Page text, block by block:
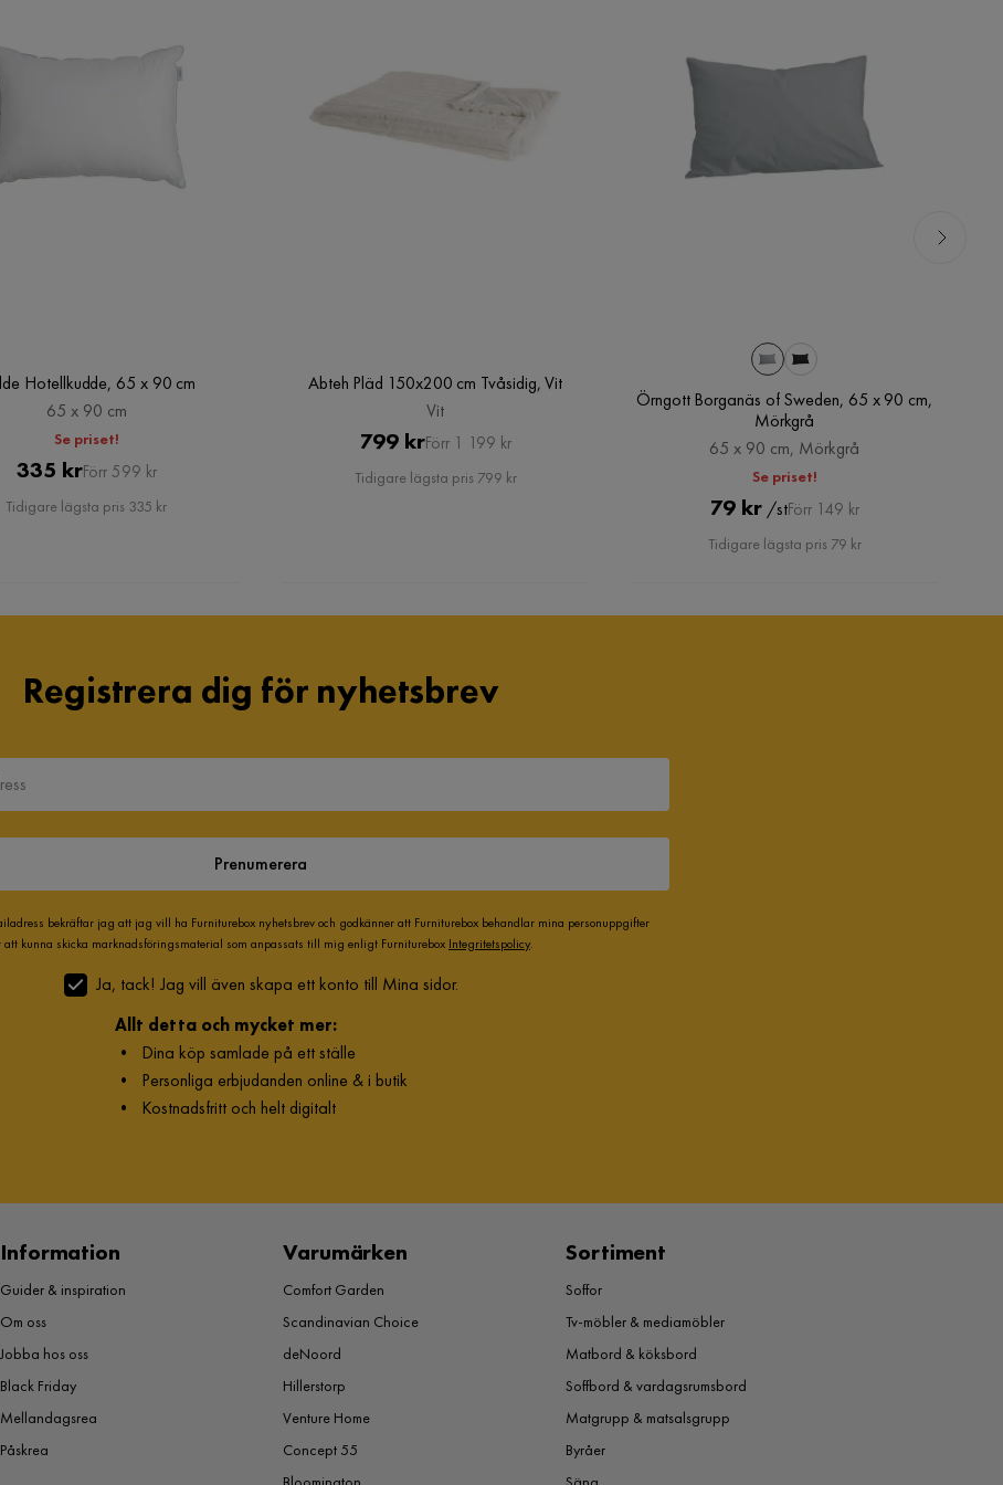
Hotellkudde, 65 x 90 cm
65 x 90 cm
Se priset!
Pris
335 krOriginal
Pris
Förr 599 kr
Tidigare lägsta pris 335 kr
Abteh Pläd 150x200 cm Tvåsidig, Vit
Vit
Pris
799 kr Original
Pris
Förr 1 199 kr
Tidigare lägsta pris 799 kr
Örngott Borganäs of Sweden, 65 x 90 cm,
Mörkgrå
65 x 90 cm, Mörkgrå
Se priset!
Pris
79 kr /stOriginal
Pris
Förr 149 kr
Tidigare lägsta pris 79 kr
Registrera dig för nyhetsbrev
Prenumerera
bekräftar jag att jag vill ha Furniturebox nyhetsbrev och godkänner att Furniturebox behandlar mina personuppgifter
att kunna skicka marknadsföringsmaterial som anpassats till mig enligt Furniturebox Integritetspolicy.
Ja, tack! Jag vill även skapa ett konto till Mina sidor.
Allt detta och mycket mer:
• Dina köp samlade på ett ställe
• Personliga erbjudanden online & i butik
• Kostnadsfritt och helt digitalt
Information
Guider & inspiration
Om oss
Jobba hos oss
Black Friday
Mellandagsrea
Påskrea
Varumärken
Comfort Garden
Scandinavian Choice
deNoord
Hillerstorp
Venture Home
Concept 55
Sortiment
Soffor
Tv-möbler & mediamöbler
Matbord & köksbord
Soffbord & vardagsrumsbord
Matgrupp & matsalsgrupp
Byråer